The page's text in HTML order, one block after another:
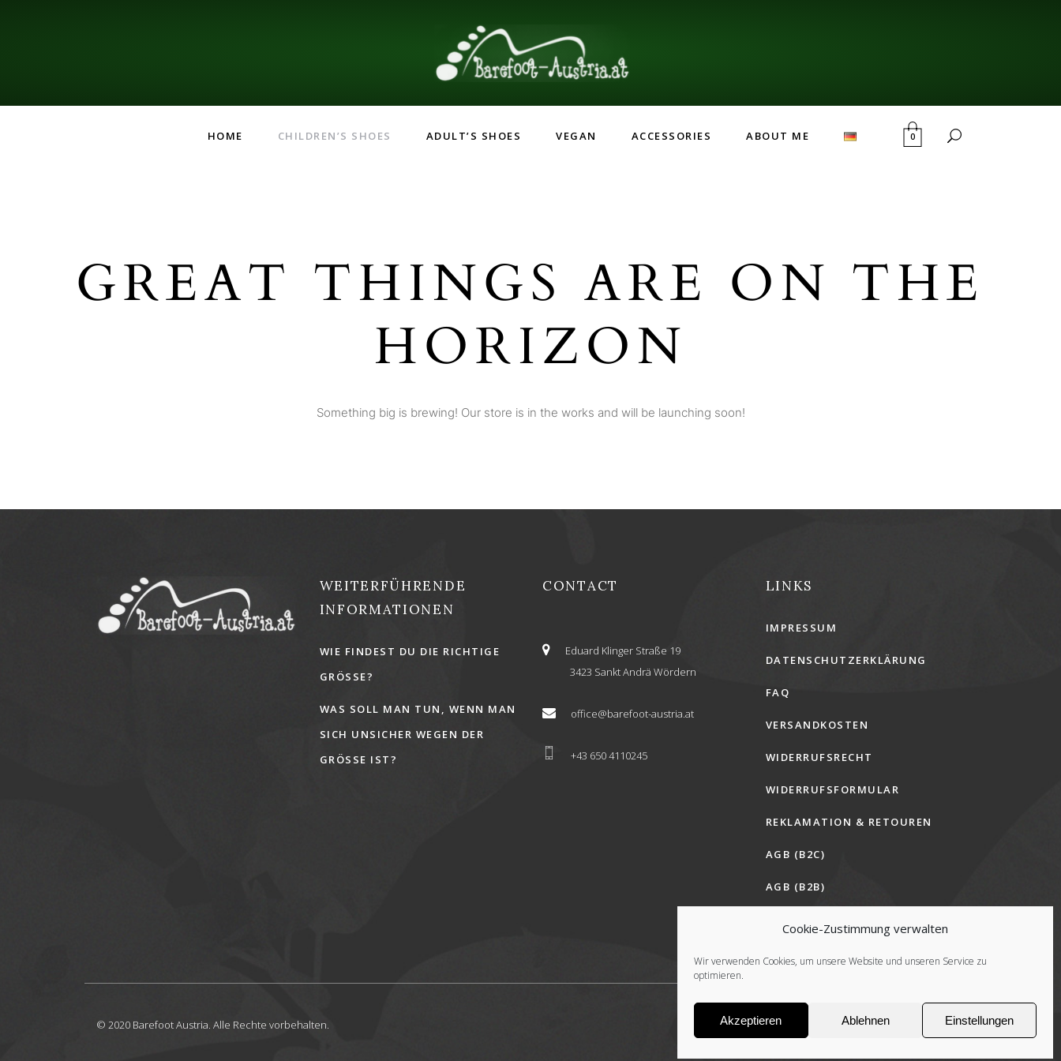
Cookie-Zustimmung verwalten
Wir verwenden Cookies, um unsere Website und unseren Service zu
optimieren.
Akzeptieren Ablehnen Einstellungen
HOME CHILDREN’S SHOES ADULT’S SHOES VEGAN ACCESSORIES ABOUT ME 0
GREAT THINGS ARE ON THE
HORIZON
Something big is brewing! Our store is in the works and will be launching soon!
WEITERFÜHRENDE
INFORMATIONEN
WIE FINDEST DU DIE RICHTIGE
GRÖSSE?
WAS SOLL MAN TUN, WENN MAN
SICH UNSICHER WEGEN DER
GRÖSSE IST?
CONTACT
Eduard Klinger Straße 19
3423 Sankt Andrä Wördern
office@barefoot-austria.at
+43 650 4110245
LINKS
IMPRESSUM
DATENSCHUTZERKLÄRUNG
FAQ
VERSANDKOSTEN
WIDERRUFSRECHT
WIDERRUFSFORMULAR
REKLAMATION & RETOUREN
AGB (B2C)
AGB (B2B)
© 2020 Barefoot Austria. Alle Rechte vorbehalten. FOLGE UNS